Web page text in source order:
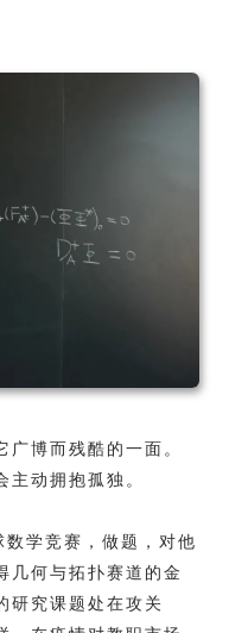
博而残酷的一面。
动拥抱孤独。
学竞赛，做题，对他
几何与拓扑赛道的金
研究课题处在攻关